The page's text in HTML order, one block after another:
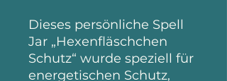
Dieses persönliche Spell
Jar „Hexenfläschchen
Schutz“ wurde speziell für
energetischen Schutz,